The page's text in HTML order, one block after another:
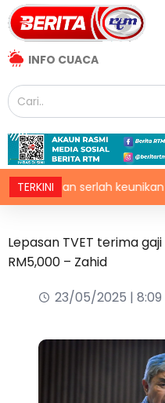
INFO CUACA
TERKINIserlah keunikan seni
Lepasan TVET terima
RM5,000 – Zahid
23/05/2025 |